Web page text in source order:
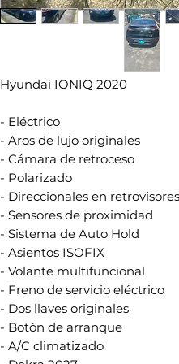
Hyundai IONIQ 2020
- Eléctrico
- Aros de lujo originales
- Cámara de retroceso
- Polarizado
- Direccionales en
- Sensores de proximidad
- Sistema de Auto Hold
- Asientos ISOFIX
- Volante multifuncional
- Freno de servicio eléctrico
- Dos llaves originales
- Botón de arranque
- A/C climatizado